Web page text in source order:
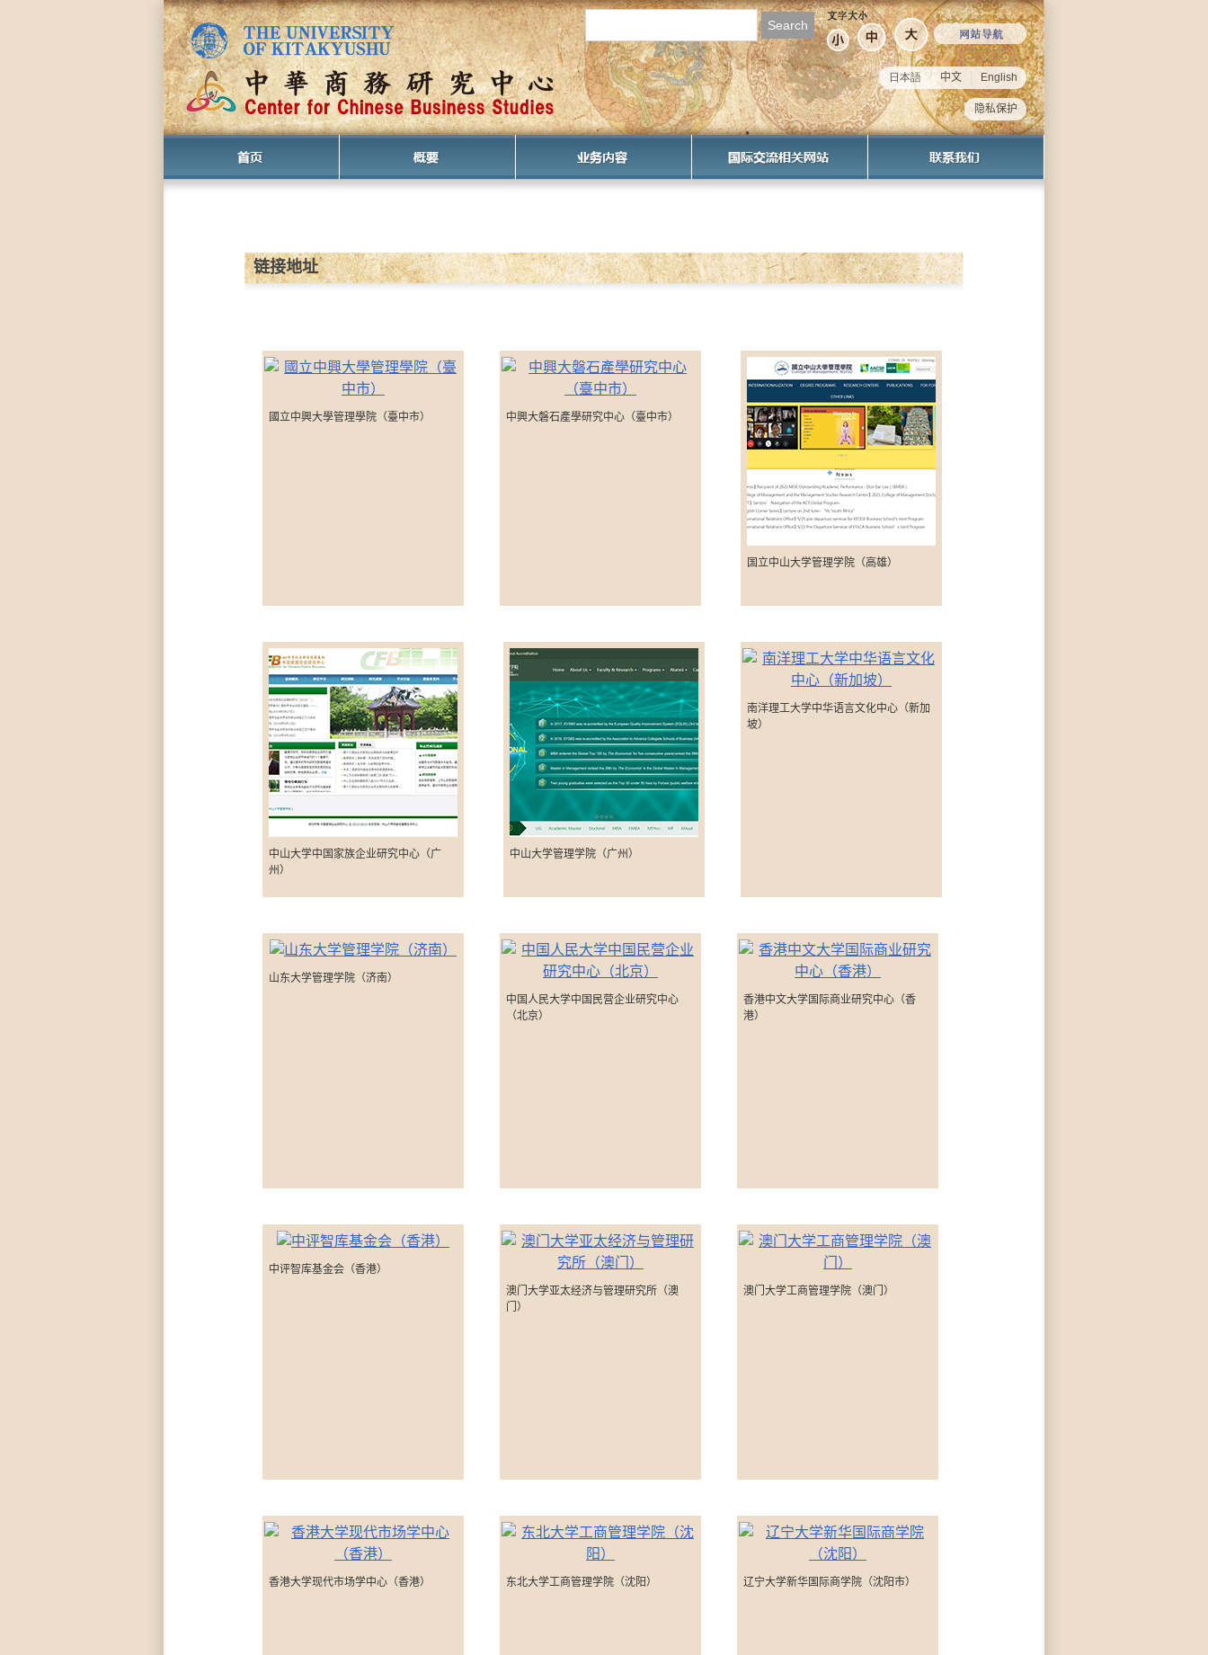
日本語 中文 English
隐私保护
链接地址
國立中興大學管理學院（臺中市） 中興大磐石產學研究中心（臺中市）
国立中山大学管理学院（高雄）
中山大学中国家族企业研究中心（广
州）
中山大学管理学院（广州）
南洋理工大学中华语言文化中心（新加
坡）
山东大学管理学院（济南）
中国人民大学中国民营企业研究中心
（北京）
香港中文大学国际商业研究中心（香
港）
中评智库基金会（香港）
澳门大学亚太经济与管理研究所（澳
门）
澳门大学工商管理学院（澳门）
香港大学现代市场学中心（香港） 东北大学工商管理学院（沈阳） 辽宁大学新华国际商学院（沈阳市）